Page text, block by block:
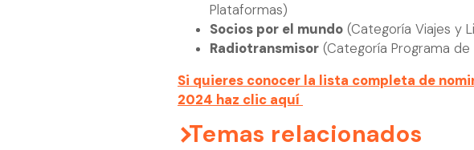
Plataformas)
Socios por el mundo (Categoría Viajes y
Radiotransmisor (Categoría Programa de
Si quieres conocer la lista completa de
2024 haz clic aquí
Temas relacionados